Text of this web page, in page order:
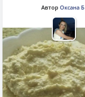
Автор Оксана Б